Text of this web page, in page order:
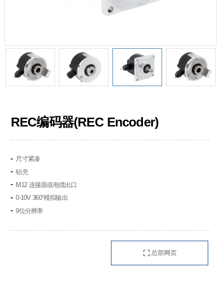
REC编码器(REC Encoder)
尺寸紧凑
铝壳
M12 连接器或电缆出口
0-10V 360°模拟输出
9位分辨率
总部网页